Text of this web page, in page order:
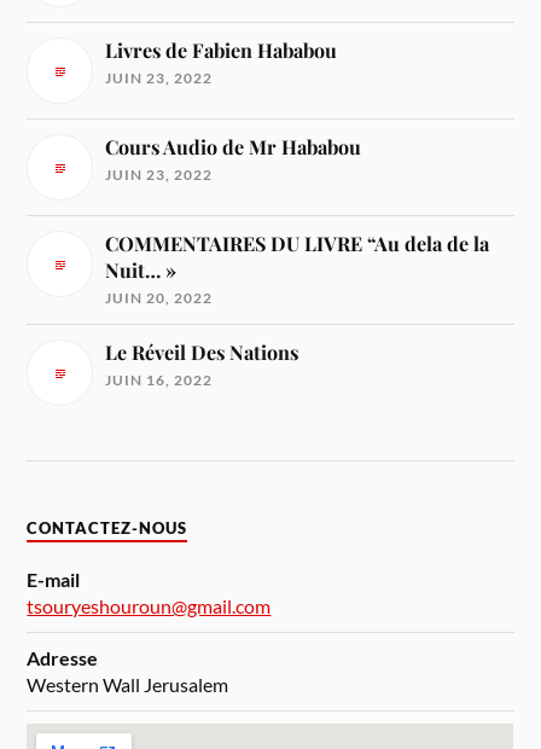
Livres de Fabien Hababou
JUIN 23, 2022
Cours Audio de Mr Hababou
JUIN 23, 2022
COMMENTAIRES DU LIVRE “Au dela de la
Nuit… »
JUIN 20, 2022
Le Réveil Des Nations
JUIN 16, 2022
CONTACTEZ-NOUS
E-mail
tsouryeshouroun@gmail.com
Adresse
Western Wall Jerusalem